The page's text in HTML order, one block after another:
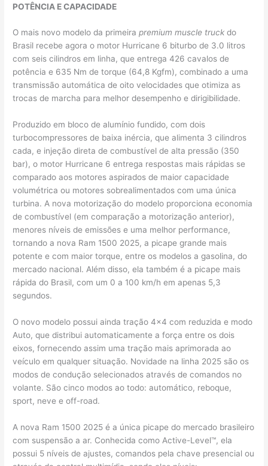
POTÊNCIA E CAPACIDADE
O mais novo modelo da primeirapremium muscle truck do
Brasil recebe agora o motor Hurricane 6 biturbo de 3.0 litros
com seis cilindros em linha, que entrega 426 cavalos de
potência e 635 Nm de torque (64,8 Kgfm), combinado a uma
transmissão automática de oito velocidades que otimiza as
trocas de marcha para melhor desempenho e dirigibilidade.
Produzido em bloco de alumínio fundido, com dois
turbocompressores de baixa inércia, que alimenta 3 cilindros
cada, e injeção direta de combustível de alta pressão (350
bar), o motor Hurricane 6 entrega respostas mais rápidas se
comparado aos motores aspirados de maior capacidade
volumétrica ou motores sobrealimentados com uma única
turbina. A nova motorização do modelo proporciona economia
de combustível (em comparação a motorização anterior),
menores níveis de emissões e uma melhor performance,
tornando a nova Ram 1500 2025, a picape grande mais
potente e com maior torque, entre os modelos a gasolina, do
mercado nacional​. Além disso, ela também é a picape mais
rápida do Brasil, com um 0 a 100 km/h em apenas 5,3
segundos.
O novo modelo possui ainda tração 4×4 com reduzida e modo
Auto, que distribui automaticamente a força entre os dois
eixos, fornecendo assim uma tração mais aprimorada ao
veículo em qualquer situação. Novidade na linha 2025 são os
modos de condução selecionados através de comandos no
volante. São cinco modos ao todo: automático, reboque,
sport, ​neve e off-road.
A nova Ram 1500 2025 é a única picape do mercado brasileiro
com suspensão a ar. Conhecida como Active-Level™, ela
possui 5 níveis de ajustes, comandos pela chave presencial ou